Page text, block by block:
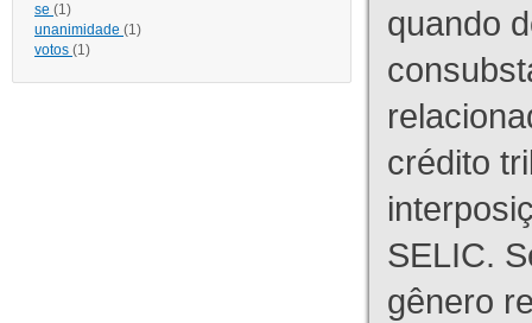
se (1)
unanimidade (1)
votos (1)
quando
crédito
SELIC.
gênero